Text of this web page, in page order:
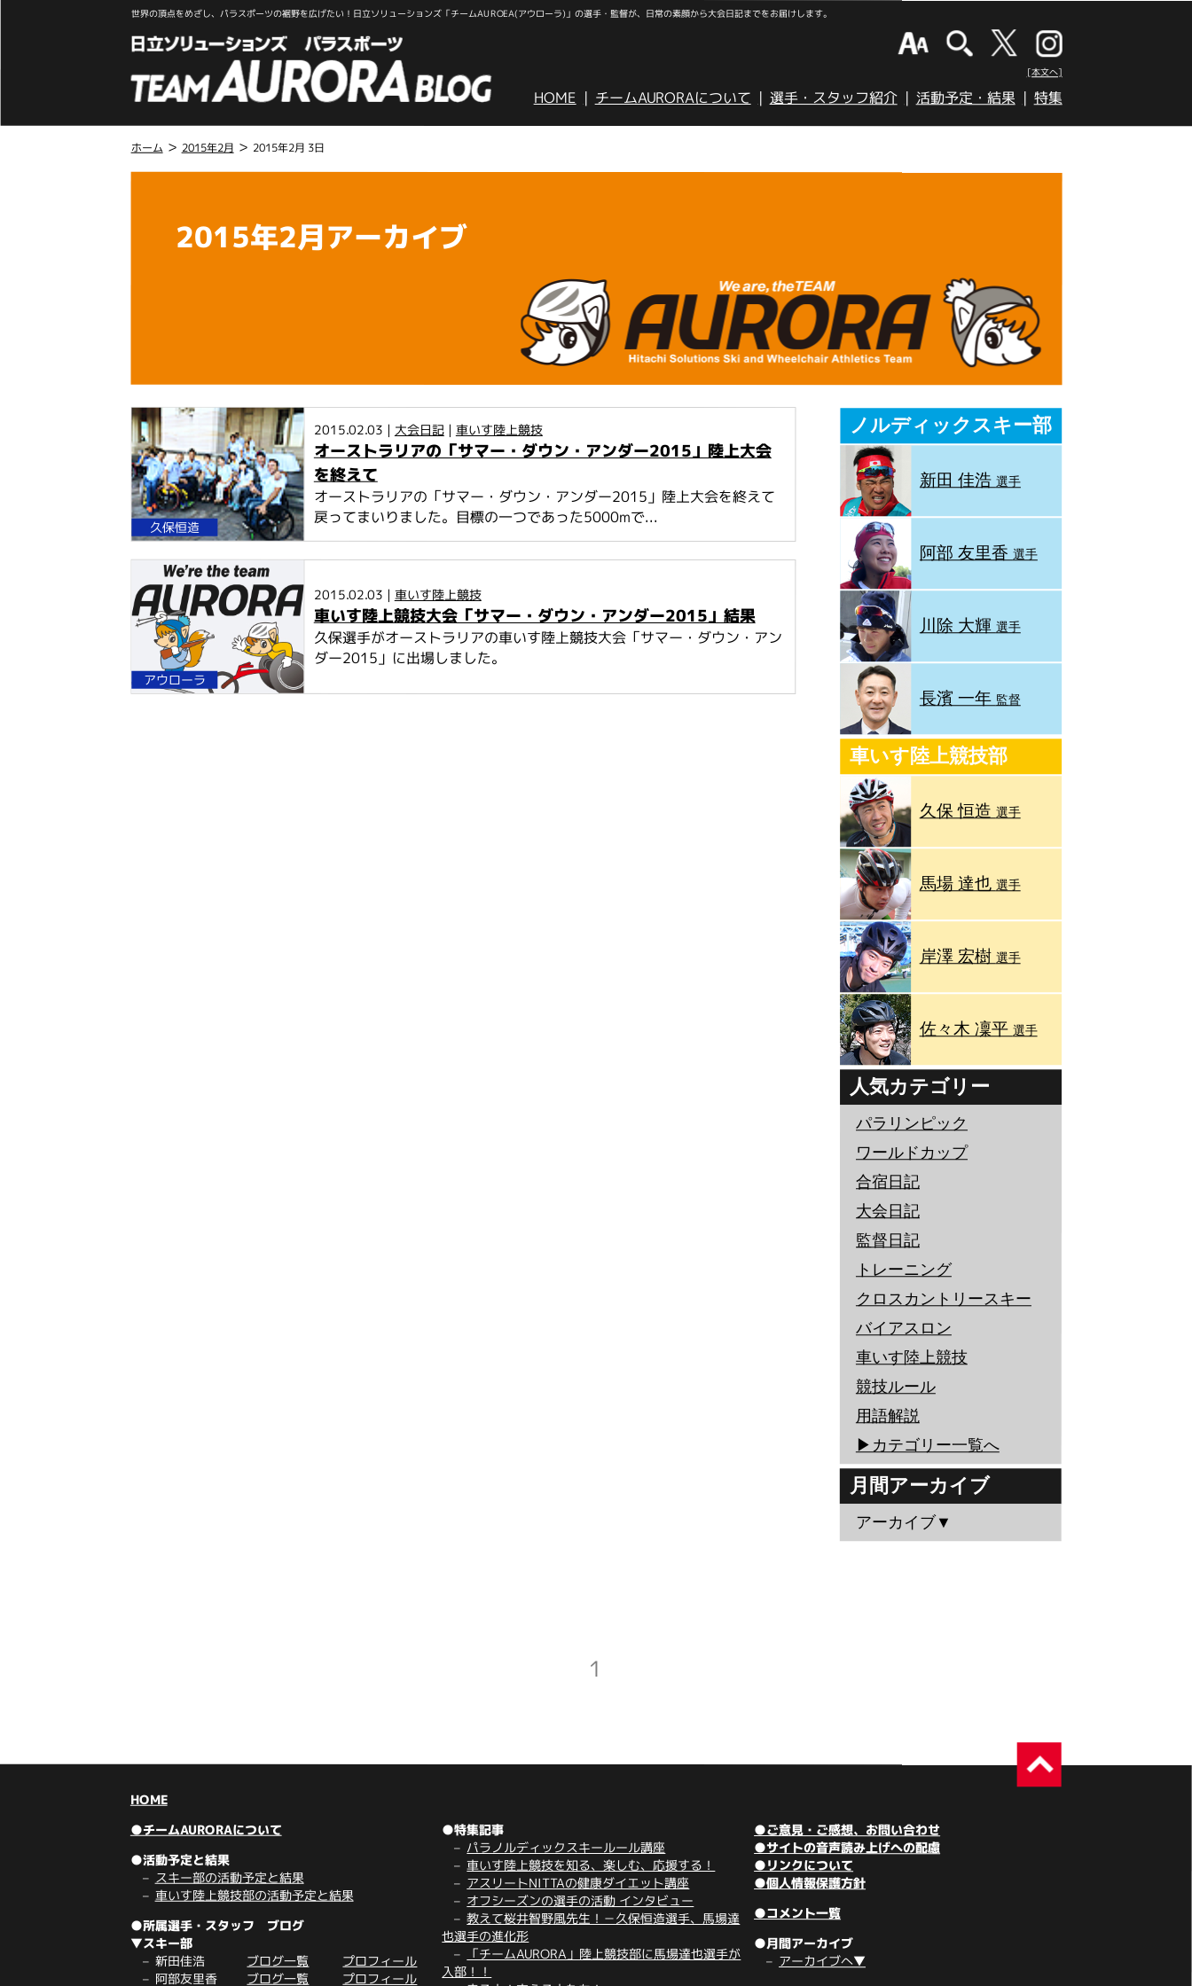
世界の頂点をめざし、パラスポーツの裾野を広げたい！日立ソリューションズ「チームAUROEA(アウローラ)」の選手・監督が、日常の素顔から大会日記までをお届けします。
[本文へ]
HOME チームAURORAについて 選手・スタッフ紹介 活動予定・結果 特集
ホーム > 2015年2月 > 2015年2月 3日
2015年2月アーカイブ
久保恒造
2015.02.03 | 大会日記| 車いす陸上競技
オーストラリアの「サマー・ダウン・アンダー2015」陸上大会
を終えて
オーストラリアの「サマー・ダウン・アンダー2015」陸上大会を終えて
戻ってまいりました。目標の一つであった5000mで...
アウローラ
2015.02.03 | 車いす陸上競技
車いす陸上競技大会「サマー・ダウン・アンダー2015」結果
久保選手がオーストラリアの車いす陸上競技大会「サマー・ダウン・アン
ダー2015」に出場しました。
ノルディックスキー部
新田 佳浩 選手
阿部 友里香 選手
川除 大輝 選手
長濱 一年 監督
車いす陸上競技部
久保 恒造 選手
馬場 達也 選手
岸澤 宏樹 選手
佐々木 凜平 選手
人気カテゴリー
パラリンピック
ワールドカップ
合宿日記
大会日記
監督日記
トレーニング
クロスカントリースキー
バイアスロン
車いす陸上競技
競技ルール
用語解説
▶︎カテゴリー一覧へ
月間アーカイブ
アーカイブ▼
1
HOME
●チームAURORAについて
●活動予定と結果
スキー部の活動予定と結果
車いす陸上競技部の活動予定と結果
●所属選手・スタッフ ブログ
▼スキー部
新田佳浩 ブログ一覧 プロフィール
阿部友里香 ブログ一覧 プロフィール
●特集記事
パラノルディックスキールール講座
車いす陸上競技を知る、楽しむ、応援する！
アスリートNITTAの健康ダイエット講座
オフシーズンの選手の活動 インタビュー
教えて桜井智野風先生！－久保恒造選手、馬場達
也選手の進化形
「チームAURORA」陸上競技部に馬場達也選手が
入部！！
●ご意見・ご感想、お問い合わせ
●サイトの音声読み上げへの配慮
●リンクについて
●個人情報保護方針
●コメント一覧
●月間アーカイブ
アーカイブへ▼